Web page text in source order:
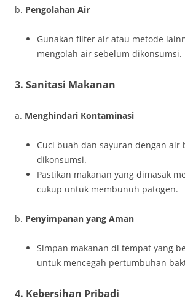
b. Pengolahan Air
Gunakan filter air atau metode
mengolah air sebelum dikonsumsi.
3. Sanitasi Makanan
a. Menghindari Kontaminasi
Cuci buah dan sayuran dengan air
dikonsumsi.
Pastikan makanan yang dimasak
cukup untuk membunuh patogen.
b. Penyimpanan yang Aman
Simpan makanan di tempat yang
untuk mencegah pertumbuhan
4. Kebersihan Pribadi